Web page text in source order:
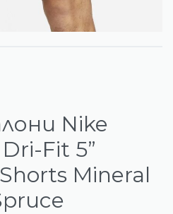
Nike
Fit 5”
Mineral